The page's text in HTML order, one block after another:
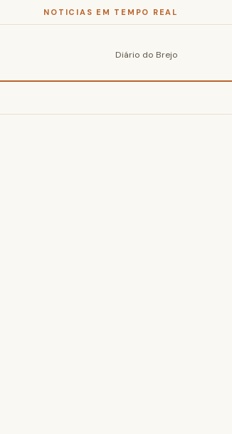
NOTICIAS EM TEMPO REAL
Diário do Brejo